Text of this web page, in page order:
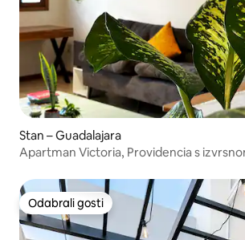
Stan – Guadalajara
Apartman Victoria, Providencia s
Odabrali gosti
Odabrali gosti